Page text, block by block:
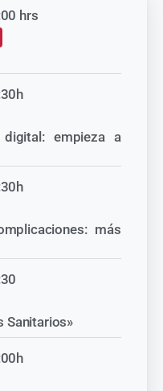
hrs
empieza a
más
Sanitarios»